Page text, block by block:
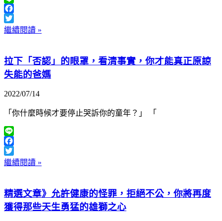
Line
Facebook
Twitter
繼續閱讀 »
拉下「否認」的眼罩，看清事實，你才能真正原諒
失能的爸媽
2022/07/14
「你什麼時候才要停止哭訴你的童年？」 「
Line
Facebook
Twitter
繼續閱讀 »
精選文章》允許健康的怪罪，拒絕不公，你將再度
獲得那些天生勇猛的雄獅之心